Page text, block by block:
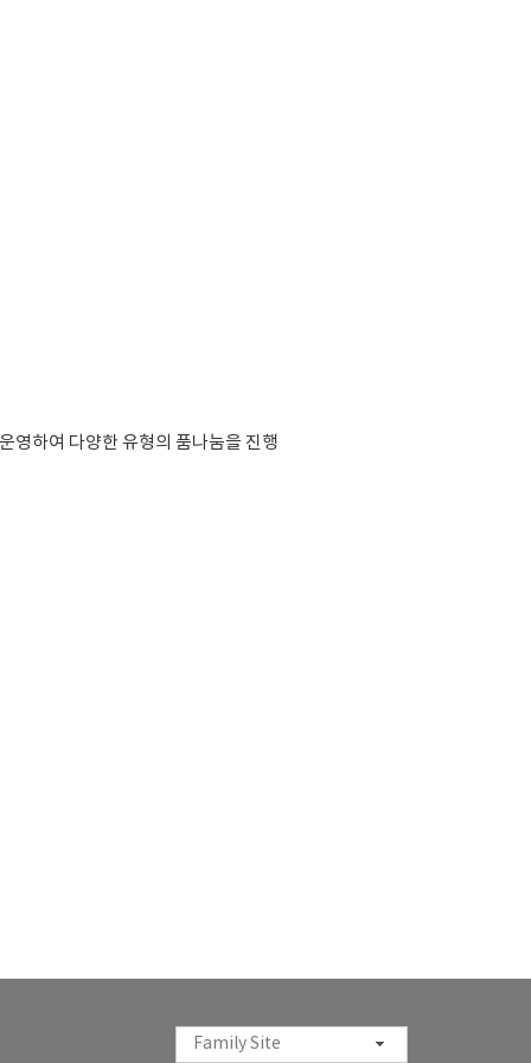
영하여 다양한 유형의 품나눔을 진행
Family Site